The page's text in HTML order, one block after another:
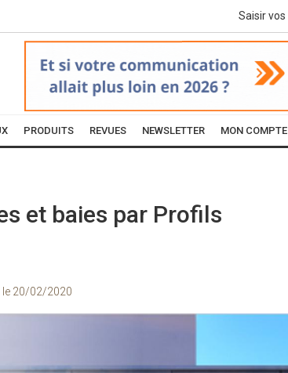
PRODUITS REVUES NEWSLETTER MON COMPTE
et baies par Profils
20/02/2020